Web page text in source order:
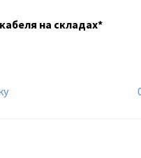
на складах*